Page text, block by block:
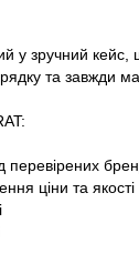
у зручний кейс,
та завжди
ціни та якості